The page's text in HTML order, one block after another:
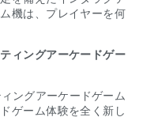
機は、プレイヤーを何
ィングアーケードゲー
ングアーケードゲーム
ゲーム体験を全く新し